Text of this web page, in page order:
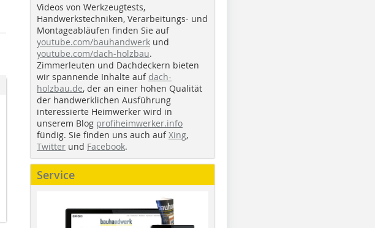
Videos von Werkzeugtests,
Handwerkstechniken, Verarbeitungs- und
Montageabläufen finden Sie auf
youtube.com/bauhandwerk und
youtube.com/dach-holzbau.
Zimmerleuten und Dachdeckern bieten
wir spannende Inhalte auf dach-
holzbau.de, der an einer hohen Qualität
der handwerklichen Ausführung
interessierte Heimwerker wird in
unserem Blog profiheimwerker.info
fündig. Sie finden uns auch aufXing,
Twitter und Facebook.
Service